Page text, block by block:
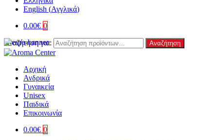
English (Αγγλικά)
0.00€ 0
Αναζήτηση για: Αναζήτηση
Αρχική
Ανδρικά
Γυναικεία
Unisex
Παιδικά
Επικοινωνία
0.00€ 0